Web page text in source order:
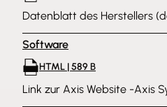
Datenblatt des Herstellers
Software
HTML | 589 B
Link zur Axis Website -Axis